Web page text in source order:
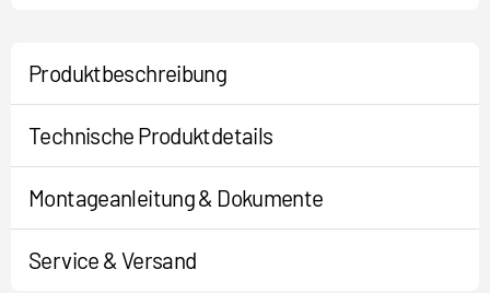
Produktbeschreibung
Technische Produktdetails
Montageanleitung & Dokumente
Service & Versand